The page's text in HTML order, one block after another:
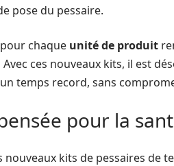
pose du pessaire.
chaque unité de produit
ces nouveaux kits, il est
temps record, sans
pour la
kits de pessaires de